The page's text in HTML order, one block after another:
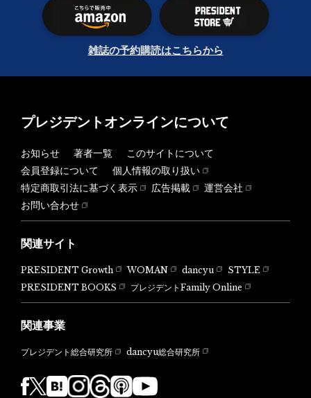
雑誌の予約購読はこちらから
プレジデントオンラインについて
お知らせ 著者一覧
このサイトについて
会員登録について
個人情報の取り扱い
特定商取引法に基づく表示
広告掲載
運営会社
お問い合わせ
関連サイト
PRESIDENT Growth WOMAN dancyu
STYLE
PRESIDENT BOOKS
プレジデントFamily Online
関連事業
プレジデント総合研究所 dancyu総合研究所